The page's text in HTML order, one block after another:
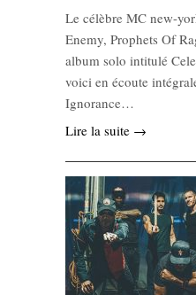
Le célèbre MC new-
Enemy, Prophets Of
album solo intitulé
voici en écoute
Ignorance…
Lire la suite →